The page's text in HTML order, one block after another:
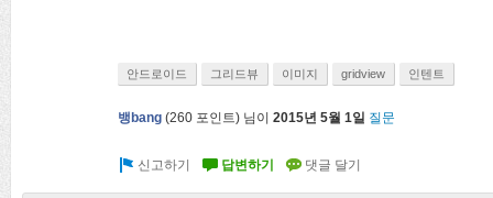
안드로이드 그리드뷰 이미지 gridview 인텐트
뱅bang (260 포인트) 님이 2015년 5월 1일 질문